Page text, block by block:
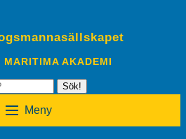
MARITIMA AKADEMI
Sök!
Meny